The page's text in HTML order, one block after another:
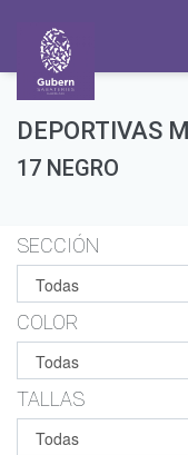
DEPORTIVAS
17 NEGRO
SECCIÓN
COLOR
TALLAS